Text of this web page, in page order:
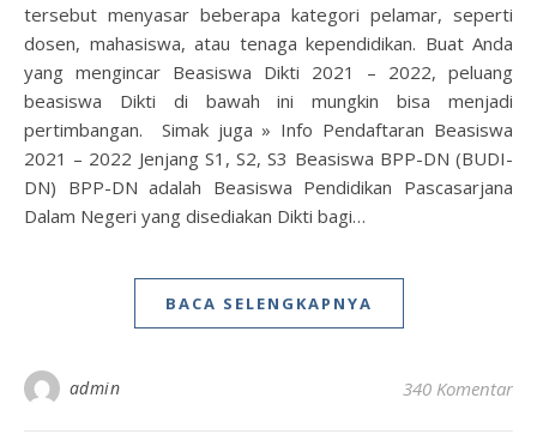
tersebut menyasar beberapa kategori pelamar, seperti
dosen, mahasiswa, atau tenaga kependidikan. Buat Anda
yang mengincar Beasiswa Dikti 2021 – 2022, peluang
beasiswa Dikti di bawah ini mungkin bisa menjadi
pertimbangan. Simak juga » Info Pendaftaran Beasiswa
2021 – 2022 Jenjang S1, S2, S3 Beasiswa BPP-DN (BUDI-
DN) BPP-DN adalah Beasiswa Pendidikan Pascasarjana
Dalam Negeri yang disediakan Dikti bagi…
BACA SELENGKAPNYA
admin 340 Komentar